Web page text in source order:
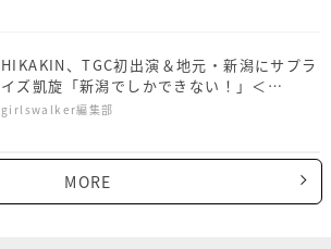
HIKAKIN、TGC初出演＆地元・新潟にサプラ
イズ凱旋「新潟でしかできない！」＜
NAMICS presents TGC 新潟 2026＞
girlswalker編集部
MORE